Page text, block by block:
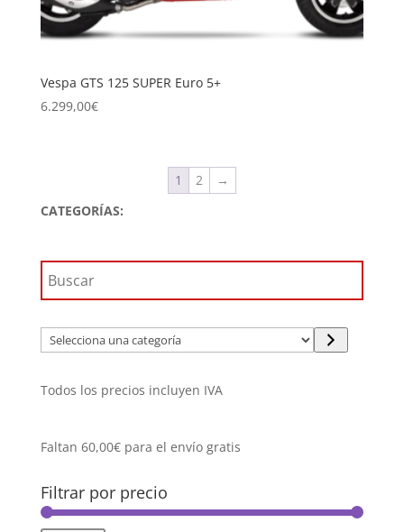
Vespa GTS 125 SUPER Euro 5+
6.299,00€
1 2
→
CATEGORÍAS:
Selecciona
una
Todos los precios incluyen IVA
Faltan 60,00€para el envío gratis
Filtrar por precio